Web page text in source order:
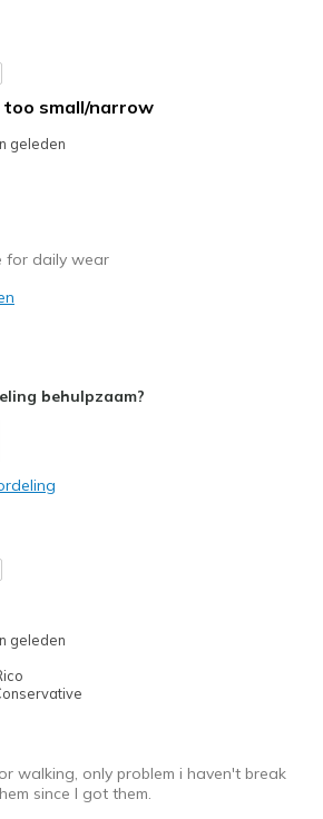
Feels true to width
small/narrow
geleden
for daily wear
Feels full size too small
behulpzaam?
geleden
walking, only problem i haven't break
since I got them.